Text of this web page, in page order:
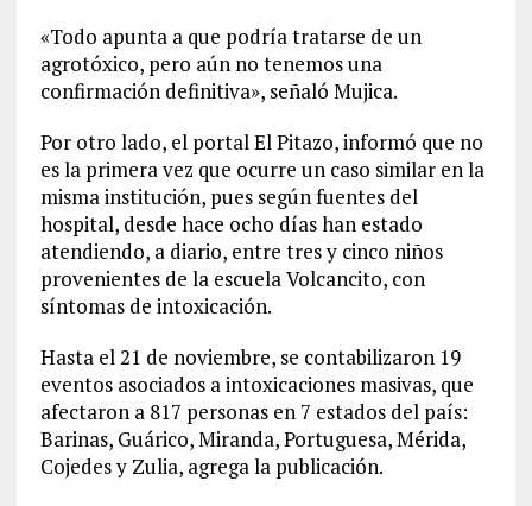
«Todo apunta a que podría tratarse de un
agrotóxico, pero aún no tenemos una
confirmación definitiva», señaló Mujica.
Por otro lado, el portal El Pitazo, informó que no
es la primera vez que ocurre un caso similar en la
misma institución, pues según fuentes del
hospital, desde hace ocho días han estado
atendiendo, a diario, entre tres y cinco niños
provenientes de la escuela Volcancito, con
síntomas de intoxicación.
Hasta el 21 de noviembre, se contabilizaron 19
eventos asociados a intoxicaciones masivas, que
afectaron a 817 personas en 7 estados del país:
Barinas, Guárico, Miranda, Portuguesa, Mérida,
Cojedes y Zulia, agrega la publicación.